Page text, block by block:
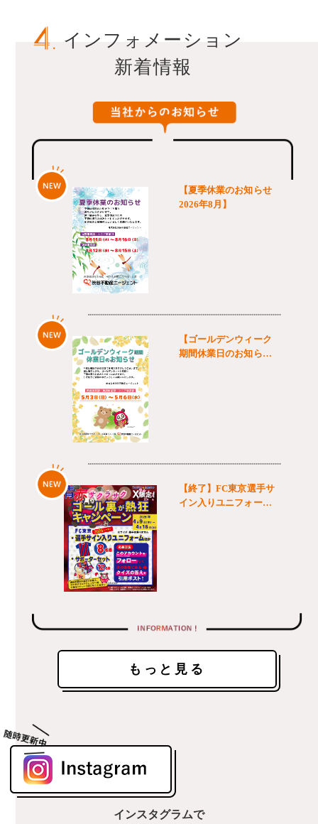
インフォメーション
新着情報
もっと見る
インスタグラムで